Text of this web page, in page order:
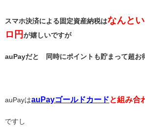
スマホ決済による固定資産納税はなんと
ロ円が嬉しいですが
auPayだと 同時にポイントも貯まって超お
auPayはauPayゴールドカードと組み合
ですし